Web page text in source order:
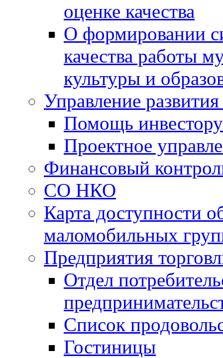
оценке качества
О формировании
качества работы
культуры и
Управление
Помощь инвестору
Проектное
Финансовый
СО НКО
Карта доступности
маломобильных
Предприятия
Отдел
Список
Гостиницы